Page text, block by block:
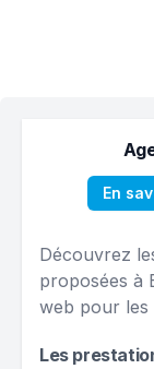
En
Découvrez
proposées à
web pour les
Les